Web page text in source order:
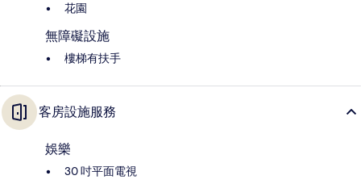
花園
無障礙設施
樓梯有扶手
客房設施服務
娛樂
30 吋平面電視